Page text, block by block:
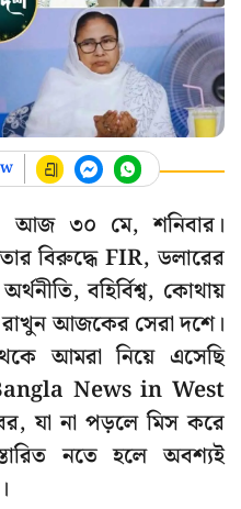
আজ ৩০ মে, শনিবার।
বিরুদ্ধে FIR, ডলারের
বহির্বিশ্ব, কোথায়
আজকের সেরা দশে।
আমরা নিয়ে এসেছি
News in West
যা না পড়লে মিস করে
নতে হলে অবশ্যই